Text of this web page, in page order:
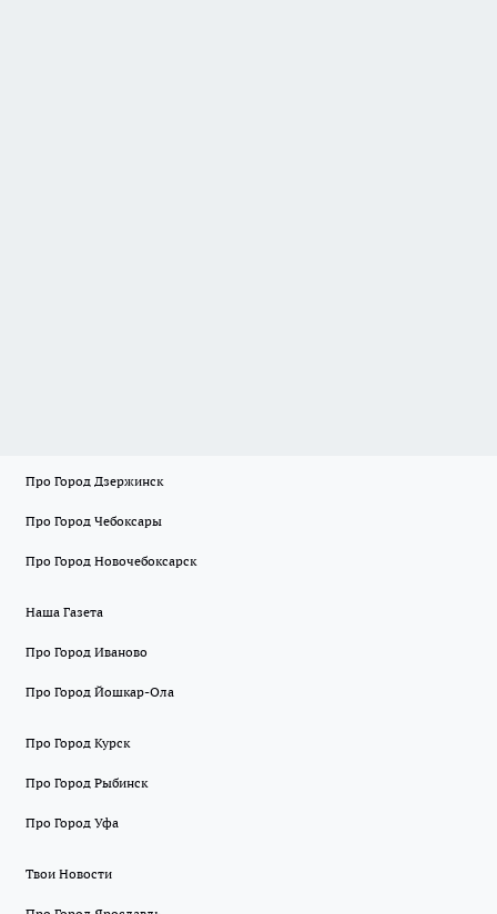
Про Город Дзержинск
Про Город Чебоксары
Про Город Новочебоксарск
Наша Газета
Про Город Иваново
Про Город Йошкар-Ола
Про Город Курск
Про Город Рыбинск
Про Город Уфа
Твои Новости